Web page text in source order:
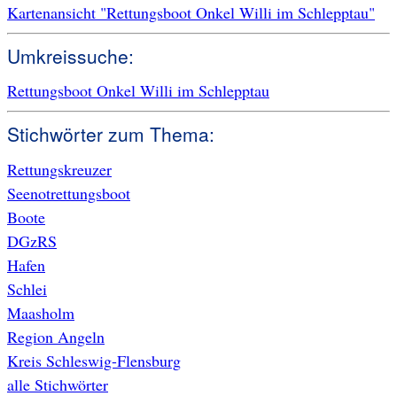
Kartenansicht "Rettungsboot Onkel Willi im Schlepptau"
Umkreissuche:
Rettungsboot Onkel Willi im Schlepptau
Stichwörter zum Thema:
Rettungskreuzer
Seenotrettungsboot
Boote
DGzRS
Hafen
Schlei
Maasholm
Region Angeln
Kreis Schleswig-Flensburg
alle Stichwörter